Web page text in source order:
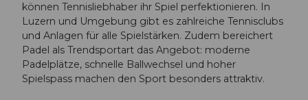
können Tennisliebhaber ihr Spiel perfektionieren. In
Luzern und Umgebung gibt es zahlreiche Tennisclubs
und Anlagen für alle Spielstärken. Zudem bereichert
Padel als Trendsportart das Angebot: moderne
Padelplätze, schnelle Ballwechsel und hoher
Spielspass machen den Sport besonders attraktiv.